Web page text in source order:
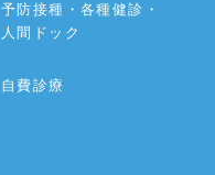
予防接種・各種健診・
人間ドック
自費診療